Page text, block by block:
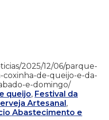
2025/12/06/parque-
de-queijo-e-da-
e-domingo/
queijo, Festival da
Artesanal,
Abastecimento e